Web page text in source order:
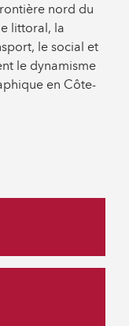
nord du
littoral, la
le social et
le dynamisme
en Côte-